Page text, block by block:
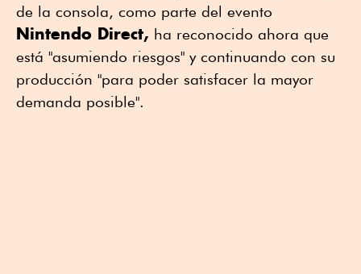
de la consola, como parte del evento
Nintendo Direct, ha reconocido ahora que
está "asumiendo riesgos" y continuando con su
producción "para poder satisfacer la mayor
demanda posible".